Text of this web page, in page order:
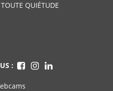
QUIÉTUDE
: